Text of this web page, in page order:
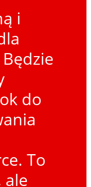
i
do
To
ale